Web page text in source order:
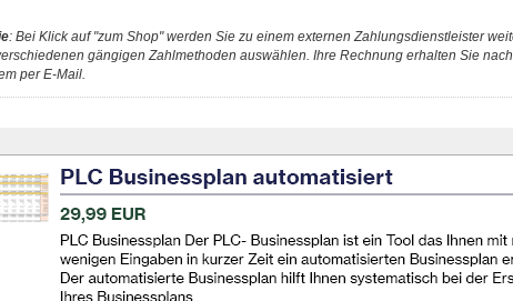
: Bei Klick auf "zum Shop" werden Sie zu einem externen Zahlungsdienstleister
gängigen Zahlmethoden auswählen. Ihre Rechnung erhalten Sie
per E-Mail.